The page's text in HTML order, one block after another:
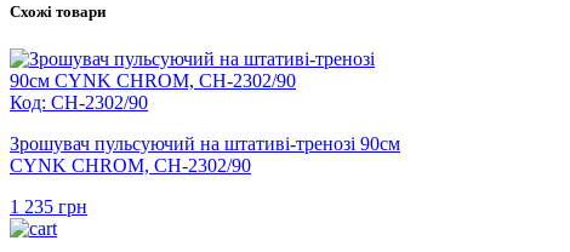
Схожі товари
Код: CH-2302/90
Зрошувач пульсуючий на штативі-тренозі 90см
CYNK CHROM, CH-2302/90
1 235 грн